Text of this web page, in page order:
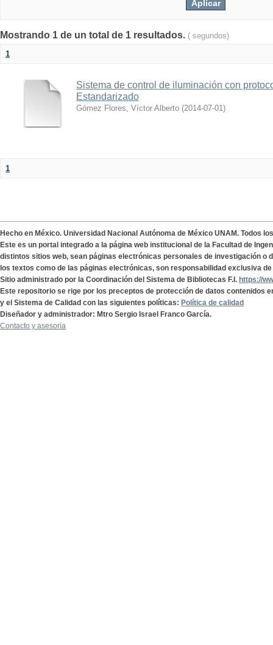
Mostrando 1 de un total de 1 resultados. ( segundos)
1
Sistema de control de iluminación con
Estandarizado
Gómez Flores, Víctor Alberto (2014-07-01)
1
Hecho en México. Universidad Nacional Autónoma de México UNAM. Todos
Este es un portal integrado a la página web institucional de la Facultad de
distintos sitios web, sean páginas electrónicas personales de investigación o
los textos como de las páginas electrónicas, son responsabilidad exclusiva
Sitio administrado por la Coordinación del Sistema de Bibliotecas F.I. https://
Este repositorio se rige por los preceptos de protección de datos contenidos
y el Sistema de Calidad con las siguientes políticas: Política de calidad
Diseñador y administrador: Mtro Sergio Israel Franco García.
Contacto y asesoría